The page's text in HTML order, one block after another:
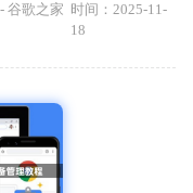
谷歌之家 时间：2025-11-
18